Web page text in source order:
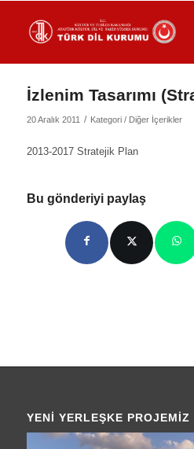
İzlenim Tasarımı
20 Aralık 2011 / Kategori / Diğer İçerikler
2013-2017 Stratejik Plan
Bu gönderiyi paylaş
YENI YERLEŞKE PROJEMIZ